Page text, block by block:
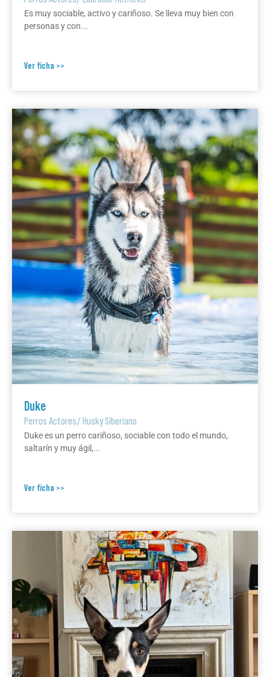
Es muy sociable, activo y cariñoso. Se lleva muy bien con
personas y con...
Ver ficha >>
Duke
Perros Actores/Husky Siberiano
Duke es un perro cariñoso, sociable con todo el mundo,
saltarín y muy ágil,...
Ver ficha >>